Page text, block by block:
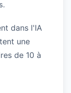
dans l'IA
une
de 10 à